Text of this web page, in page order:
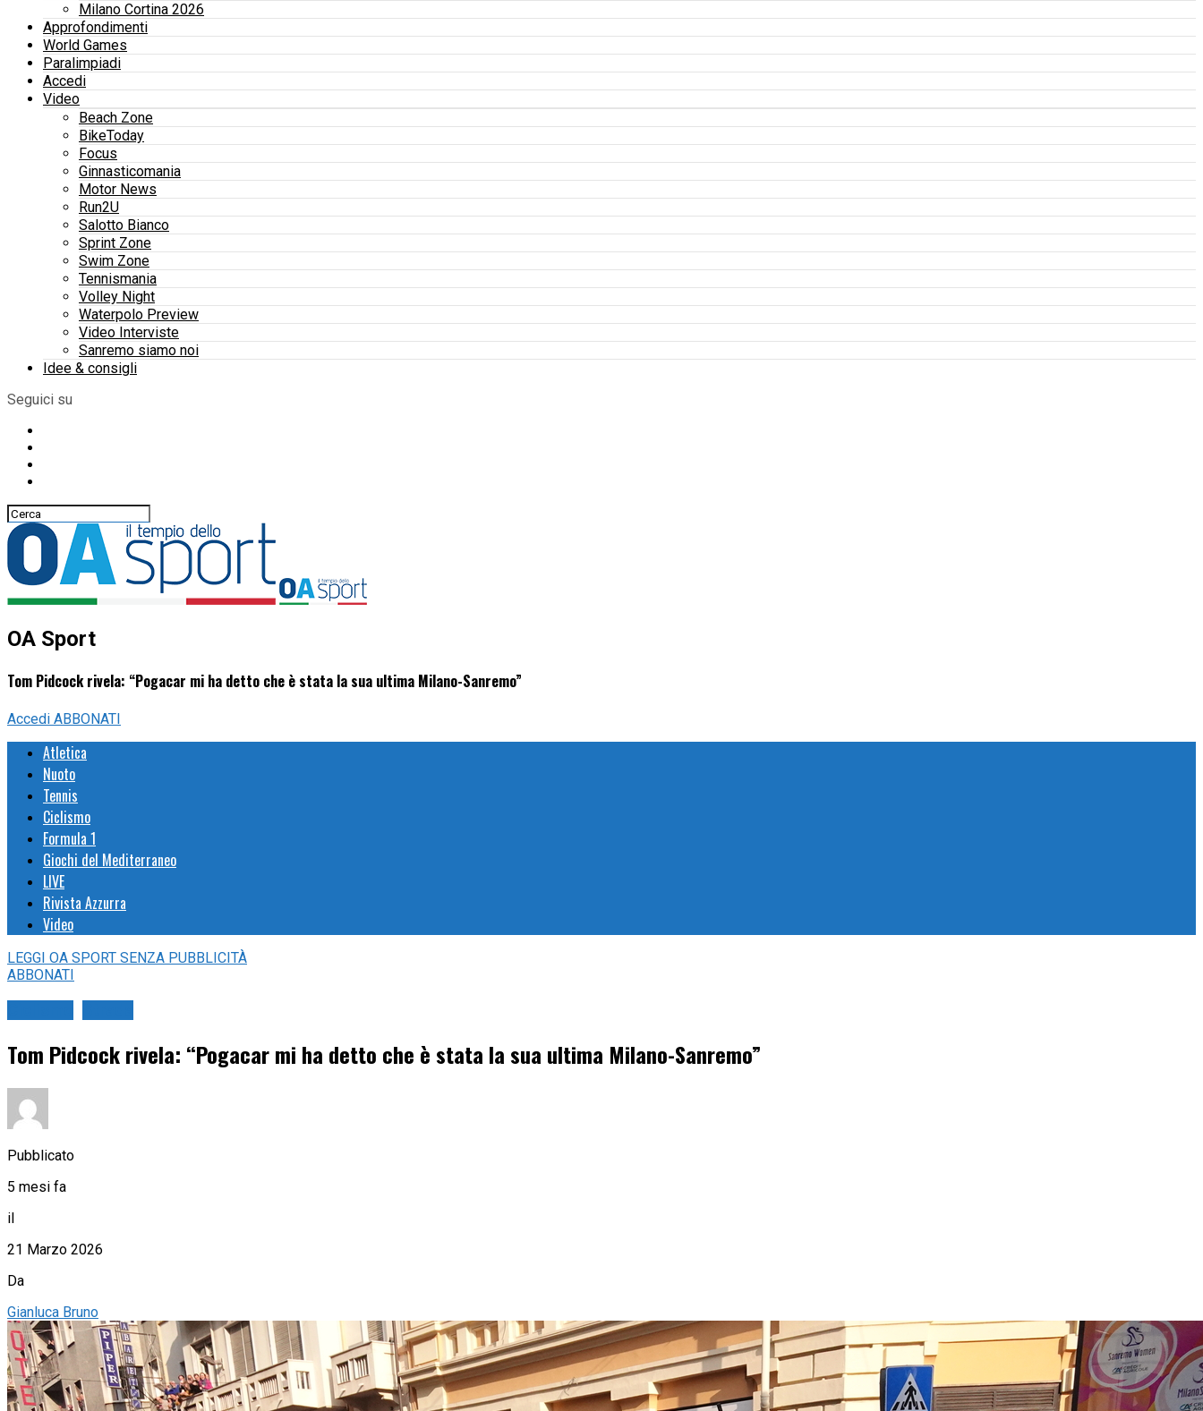
Milano Cortina 2026
Approfondimenti
World Games
Paralimpiadi
Accedi
Video
Beach Zone
BikeToday
Focus
Ginnasticomania
Motor News
Run2U
Salotto Bianco
Sprint Zone
Swim Zone
Tennismania
Volley Night
Waterpolo Preview
Video Interviste
Sanremo siamo noi
Idee & consigli
Seguici su
OA Sport
Tom Pidcock rivela: “Pogacar mi ha detto che è stata la sua ultima Milano-Sanremo”
Accedi ABBONATI
Atletica
Nuoto
Tennis
Ciclismo
Formula 1
Giochi del Mediterraneo
LIVE
Rivista Azzurra
Video
LEGGI OA SPORT SENZA PUBBLICITÀ
ABBONATI
Tom Pidcock rivela: “Pogacar mi ha detto che è stata la sua ultima Milano-Sanremo”
Pubblicato
5 mesi fa
il
21 Marzo 2026
Da
Gianluca Bruno